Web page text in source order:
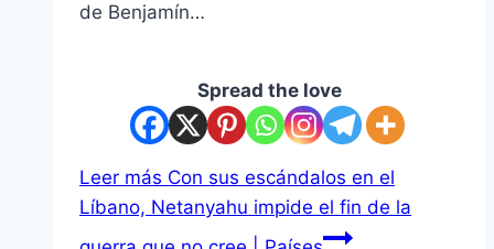
de Benjamín…
Spread the love
Leer más Con sus escándalos en el
Líbano, Netanyahu impide el fin de la